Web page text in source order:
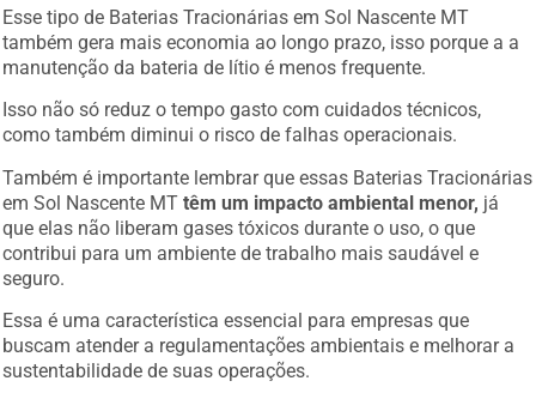
Esse tipo de Baterias Tracionárias em Sol Nascente MT
também gera mais economia ao longo prazo, isso porque a a
manutenção da bateria de lítio é menos frequente.
Isso não só reduz o tempo gasto com cuidados técnicos,
como também diminui o risco de falhas operacionais.
Também é importante lembrar que essas Baterias Tracionárias
em Sol Nascente MTtêm um impacto ambiental menor, já
que elas não liberam gases tóxicos durante o uso, o que
contribui para um ambiente de trabalho mais saudável e
seguro.
Essa é uma característica essencial para empresas que
buscam atender a regulamentações ambientais e melhorar a
sustentabilidade de suas operações.